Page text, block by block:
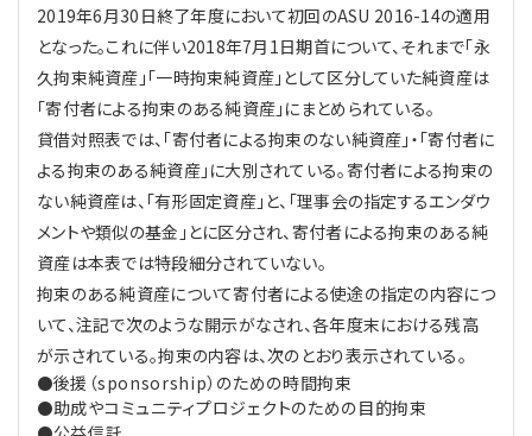
2019年6月30日終了年度において初回のASU 2016-14の適用
となった。これに伴い2018年7月1日期首について、それまで「永
久拘束純資産」「一時拘束純資産」として区分していた純資産は
「寄付者による拘束のある純資産」にまとめられている。
貸借対照表では、「寄付者による拘束のない純資産」・「寄付者に
よる拘束のある純資産」に大別されている。寄付者による拘束の
ない純資産は、「有形固定資産」と、「理事会の指定するエンダウ
メントや類似の基金」とに区分され、寄付者による拘束のある純
資産は本表では特段細分されていない。
拘束のある純資産について寄付者による使途の指定の内容につ
いて、注記で次のような開示がなされ、各年度末における残高
が示されている。拘束の内容は、次のとおり表示されている。
●後援（sponsorship）のための時間拘束
●助成やコミュニティプロジェクトのための目的拘束